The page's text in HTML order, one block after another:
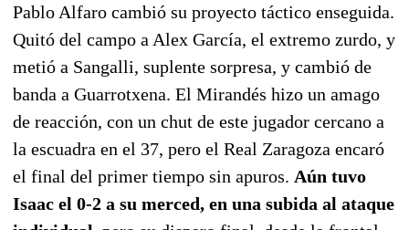
Pablo Alfaro cambió su proyecto táctico enseguida.
Quitó del campo a Alex García, el extremo zurdo, y
metió a Sangalli, suplente sorpresa, y cambió de
banda a Guarrotxena. El Mirandés hizo un amago
de reacción, con un chut de este jugador cercano a
la escuadra en el 37, pero el Real Zaragoza encaró
el final del primer tiempo sin apuros. Aún tuvo
Isaac el 0-2 a su merced, en una subida al ataque